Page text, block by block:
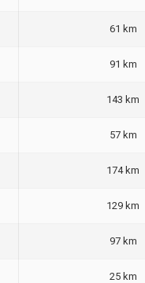
61 km
91 km
143 km
57 km
174 km
129 km
97 km
25 km